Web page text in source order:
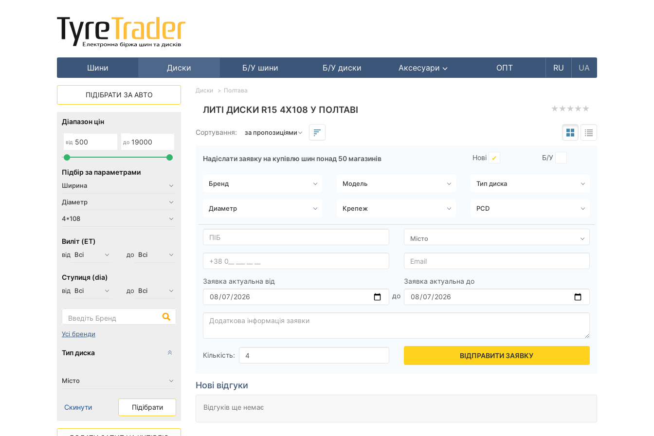
Шини Диски Б/У шини Б/У диски Аксесуари ОПТ RU UA
ЛИТІ ДИСКИ R15 4X108 У ПОЛТАВІ
Сортування:
Надіслати заявку на купівлю шин понад 50 магазинів Нові Б/У
Заявка актуальна від Заявка актуальна до
Кількість: ВІДПРАВИТИ ЗАЯВКУ
Нові відгуки
Відгуків ще немає
Диски Полтава
ПІДІБРАТИ ЗА АВТО
Діапазон цін
від до
Підбір за параметрами
Виліт (ET)
від до
Ступиця (dia)
від до
Усі бренди
Тип диска
Скинути Підібрати